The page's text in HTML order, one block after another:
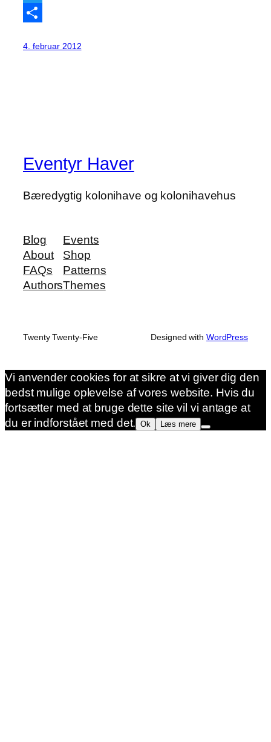
Twitter
4. februar 2012
Eventyr Haver
Bæredygtig kolonihave og kolonihavehus
Blog
About
FAQs
Authors
Events
Shop
Patterns
Themes
Twenty Twenty-Five Designed with WordPress
Vi anvender cookies for at sikre at vi giver dig den
bedst mulige oplevelse af vores website. Hvis du
fortsætter med at bruge dette site vil vi antage at
du er indforstået med det. Ok Læs mere